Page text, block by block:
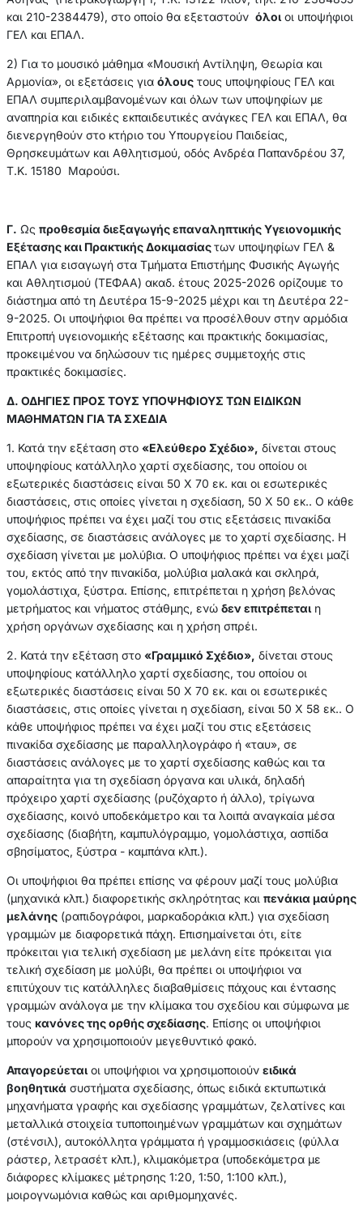
και 210-2384479), στο οποίο θα εξεταστούν όλοιοι υποψήφιοι
ΓΕΛ και ΕΠΑΛ.
2) Για το μουσικό μάθημα «Μουσική Αντίληψη, Θεωρία και
Αρμονία», οι εξετάσεις για όλουςτους υποψηφίους ΓΕΛ και
ΕΠΑΛ συμπεριλαμβανομένων και όλων των υποψηφίων με
αναπηρία και ειδικές εκπαιδευτικές ανάγκες ΓΕΛ και ΕΠΑΛ, θα
διενεργηθούν στο κτήριο του Υπουργείου Παιδείας,
Θρησκευμάτων και Αθλητισμού, οδός Ανδρέα Παπανδρέου 37,
Τ.Κ. 15180 Μαρούσι.
Γ. Ως προθεσμία διεξαγωγής επαναληπτικής Υγειονομικής
Εξέτασης και Πρακτικής Δοκιμασίαςτων υποψηφίων ΓΕΛ &
ΕΠΑΛ για εισαγωγή στα Τμήματα Επιστήμης Φυσικής Αγωγής
και Αθλητισμού (ΤΕΦΑΑ) ακαδ. έτους 2025-2026 ορίζουμε το
διάστημα από τη Δευτέρα 15-9-2025 μέχρι και τη Δευτέρα 22-
9-2025. Οι υποψήφιοι θα πρέπει να προσέλθουν στην αρμόδια
Επιτροπή υγειονομικής εξέτασης και πρακτικής δοκιμασίας,
προκειμένου να δηλώσουν τις ημέρες συμμετοχής στις
πρακτικές δοκιμασίες.
Δ. ΟΔΗΓΙΕΣ ΠΡΟΣ ΤΟΥΣ ΥΠΟΨΗΦΙΟΥΣ ΤΩΝ ΕΙΔΙΚΩΝ
ΜΑΘΗΜΑΤΩΝ ΓΙΑ ΤΑ ΣΧΕΔΙΑ
1. Κατά την εξέταση στο «Ελεύθερο Σχέδιο», δίνεται στους
υποψηφίους κατάλληλο χαρτί σχεδίασης, του οποίου οι
εξωτερικές διαστάσεις είναι 50 Χ 70 εκ. και οι εσωτερικές
διαστάσεις, στις οποίες γίνεται η σχεδίαση, 50 Χ 50 εκ.. Ο κάθε
υποψήφιος πρέπει να έχει μαζί του στις εξετάσεις πινακίδα
σχεδίασης, σε διαστάσεις ανάλογες με το χαρτί σχεδίασης. Η
σχεδίαση γίνεται με μολύβια. Ο υποψήφιος πρέπει να έχει μαζί
του, εκτός από την πινακίδα, μολύβια μαλακά και σκληρά,
γομολάστιχα, ξύστρα. Επίσης, επιτρέπεται η χρήση βελόνας
μετρήματος και νήματος στάθμης, ενώ δεν επιτρέπεταιη
χρήση οργάνων σχεδίασης και η χρήση σπρέι.
2. Κατά την εξέταση στο «Γραμμικό Σχέδιο», δίνεται στους
υποψηφίους κατάλληλο χαρτί σχεδίασης, του οποίου οι
εξωτερικές διαστάσεις είναι 50 Χ 70 εκ. και οι εσωτερικές
διαστάσεις, στις οποίες γίνεται η σχεδίαση, είναι 50 Χ 58 εκ.. Ο
κάθε υποψήφιος πρέπει να έχει μαζί του στις εξετάσεις
πινακίδα σχεδίασης με παραλληλογράφο ή «ταυ», σε
διαστάσεις ανάλογες με το χαρτί σχεδίασης καθώς και τα
απαραίτητα για τη σχεδίαση όργανα και υλικά, δηλαδή
πρόχειρο χαρτί σχεδίασης (ρυζόχαρτο ή άλλο), τρίγωνα
σχεδίασης, κοινό υποδεκάμετρο και τα λοιπά αναγκαία μέσα
σχεδίασης (διαβήτη, καμπυλόγραμμο, γομολάστιχα, ασπίδα
σβησίματος, ξύστρα - καμπάνα κλπ.).
Οι υποψήφιοι θα πρέπει επίσης να φέρουν μαζί τους μολύβια
(μηχανικά κλπ.) διαφορετικής σκληρότητας και πενάκια μαύρης
μελάνης(ραπιδογράφοι, μαρκαδοράκια κλπ.) για σχεδίαση
γραμμών με διαφορετικά πάχη. Επισημαίνεται ότι, είτε
πρόκειται για τελική σχεδίαση με μελάνη είτε πρόκειται για
τελική σχεδίαση με μολύβι, θα πρέπει οι υποψήφιοι να
επιτύχουν τις κατάλληλες διαβαθμίσεις πάχους και έντασης
γραμμών ανάλογα με την κλίμακα του σχεδίου και σύμφωνα με
τους κανόνες της ορθής σχεδίασης. Επίσης οι υποψήφιοι
μπορούν να χρησιμοποιούν μεγεθυντικό φακό.
Απαγορεύεταιοι υποψήφιοι να χρησιμοποιούν ειδικά
βοηθητικά συστήματα σχεδίασης, όπως ειδικά εκτυπωτικά
μηχανήματα γραφής και σχεδίασης γραμμάτων, ζελατίνες και
μεταλλικά στοιχεία τυποποιημένων γραμμάτων και σχημάτων
(στένσιλ), αυτοκόλλητα γράμματα ή γραμμοσκιάσεις (φύλλα
ράστερ, λετρασέτ κλπ.), κλιμακόμετρα (υποδεκάμετρα με
διάφορες κλίμακες μέτρησης 1:20, 1:50, 1:100 κλπ.),
μοιρογνωμόνια καθώς και αριθμομηχανές.